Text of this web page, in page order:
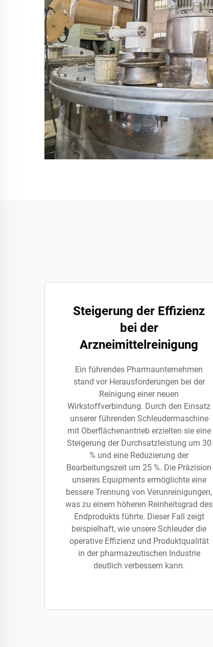
Steigerung der Effizienz
bei der
Arzneimittelreinigung
Ein führendes Pharmaunternehmen
stand vor Herausforderungen bei der
Reinigung einer neuen
Wirkstoffverbindung. Durch den Einsatz
unserer führenden Schleudermaschine
mit Oberflächenantrieb erzielten sie eine
Steigerung der Durchsatzleistung um 30
% und eine Reduzierung der
Bearbeitungszeit um 25 %. Die Präzision
unseres Equipments ermöglichte eine
bessere Trennung von Verunreinigungen,
was zu einem höheren Reinheitsgrad des
Endprodukts führte. Dieser Fall zeigt
beispielhaft, wie unsere Schleuder die
operative Effizienz und Produktqualität
in der pharmazeutischen Industrie
deutlich verbessern kann.